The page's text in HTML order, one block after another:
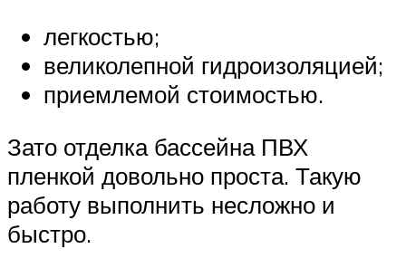
легкостью;
великолепной гидроизоляцией;
приемлемой стоимостью.
Зато отделка бассейна ПВХ
пленкой довольно проста. Такую
работу выполнить несложно и
быстро.